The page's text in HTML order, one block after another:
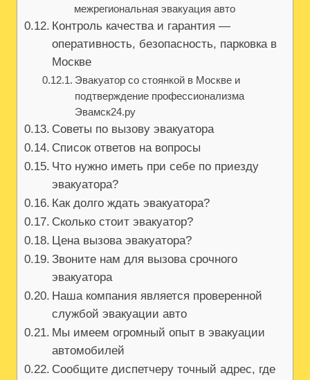
межрегиональная эвакуация авто
Контроль качества и гарантия —
оперативность, безопасность, парковка в
Москве
Эвакуатор со стоянкой в Москве и
подтверждение профессионализма
Эвамск24.ру
Советы по вызову эвакуатора
Список ответов на вопросы
Что нужно иметь при себе по приезду
эвакуатора?
Как долго ждать эвакуатора?
Сколько стоит эвакуатор?
Цена вызова эвакуатора?
Звоните нам для вызова срочного
эвакуатора
Наша компания является проверенной
службой эвакуации авто
Мы имеем огромный опыт в эвакуации
автомобилей
Сообщите диспетчеру точный адрес, где